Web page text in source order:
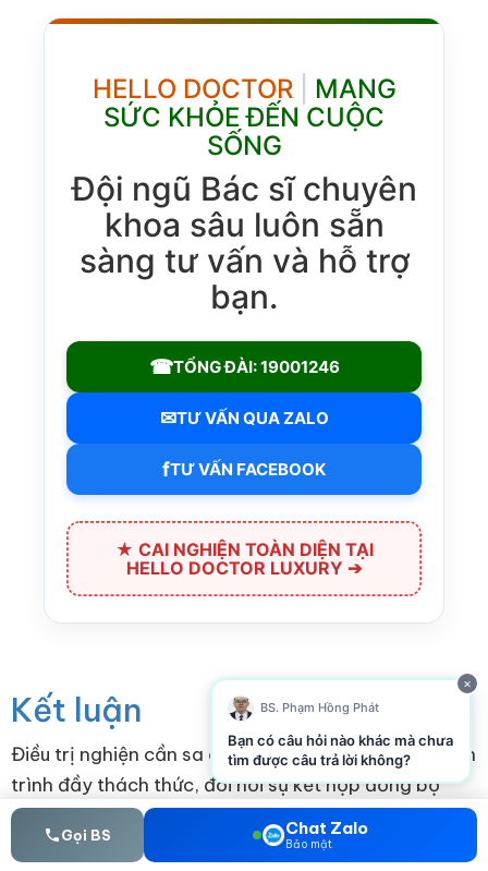
HELLO DOCTOR
MANG
SỨC KHỎE ĐẾN CUỘC
SỐNG
Đội ngũ Bác sĩ chuyên
khoa sâu luôn sẵn
sàng tư vấn và hỗ trợ
bạn.
☎TỔNG ĐÀI: 19001246
✉TƯ VẤN QUA ZALO
fTƯ VẤN FACEBOOK
★ CAI NGHIỆN TOÀN DIỆN TẠI
HELLO DOCTOR LUXURY ➔
Kết luận
Điều trị nghiện cần sa ở thanh thiếu niên là một hành
trình đầy thách thức, đòi hỏi sự kết hợp đồng bộ
giữa y khoa, tâm lý, giáo dục hành vi và sự tham gia
tích cực của gia đình – nhà trường. Không chỉ đơn
×
BS. Phạm Hồng Phát
Bạn có câu hỏi nào khác mà chưa
tìm được câu trả lời không?
Gọi BS Chat Zalo
Bảo mật